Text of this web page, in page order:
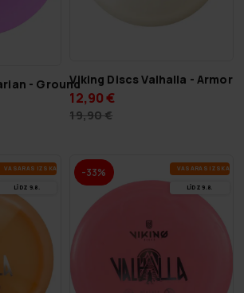
- GroundViking Discs Valhalla - Armor
12,90 €
19,90 €
VA­SA­RAS IZ­SKA­ŅA
LĪDZ 9.8.
-33% VA­SA­RAS IZ­SKA­ŅA
LĪDZ 9.8.